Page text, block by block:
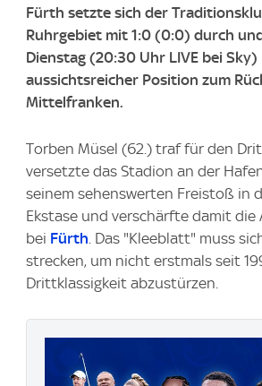
Fürth setzte sich der
Ruhrgebiet mit 1:0 (0:0) durch
Dienstag (20:30 Uhr LIVE bei Sky)
aussichtsreicher Position zum
Mittelfranken.
Torben Müsel (62.) traf für den
versetzte das Stadion an der
seinem sehenswerten Freistoß in
Ekstase und verschärfte damit die
bei Fürth . Das "Kleeblatt" muss
strecken, um nicht erstmals seit
Drittklassigkeit abzustürzen.